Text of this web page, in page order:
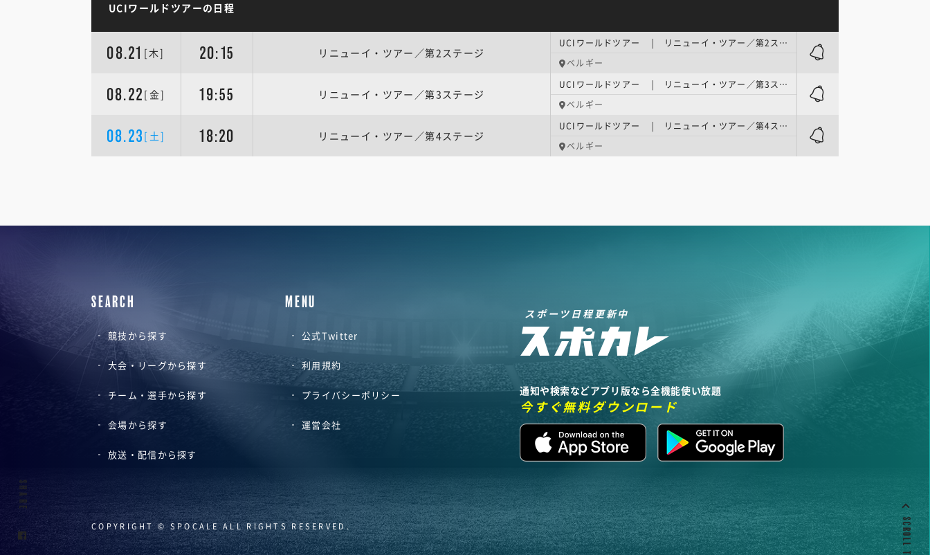
UCIワールドツアーの日程
08.21 [木] 20:15 リニューイ・ツアー／第2ステージ
UCIワールドツアー | リニューイ・ツアー／第2ステージ
ベルギー
08.22 [金] 19:55 リニューイ・ツアー／第3ステージ
UCIワールドツアー | リニューイ・ツアー／第3ステージ
ベルギー
08.23 [土] 18:20 リニューイ・ツアー／第4ステージ
UCIワールドツアー | リニューイ・ツアー／第4ステージ
ベルギー
SEARCH
競技から探す
大会・リーグから探す
チーム・選手から探す
会場から探す
放送・配信から探す
MENU
公式Twitter
利用規約
プライバシーポリシー
運営会社
スポーツ日程更新中
通知や検索などアプリ版なら全機能使い放題
今すぐ無料ダウンロード
COPYRIGHT © SPOCALE ALL RIGHTS RESERVED.
SHARE